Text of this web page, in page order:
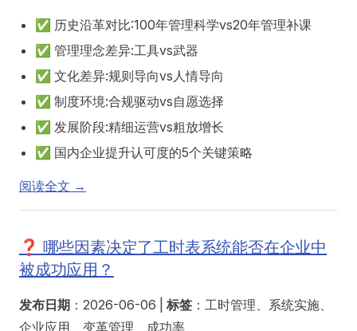
✅ 历史沿革对比:100年管理科学vs20年管理补课
✅ 管理理念差异:工具vs武器
✅ 文化差异:规则导向vs人情导向
✅ 制度环境:合规驱动vs自愿选择
✅ 发展阶段:精细运营vs粗放增长
✅ 国内企业提升认可度的5个关键策略
阅读全文 →
❓ 哪些因素决定了工时表系统能否在企业中
被成功应用？
发布日期 ：2026-06-06 | 标签 ：工时管理、系统实施、
企业应用、变革管理、成功率